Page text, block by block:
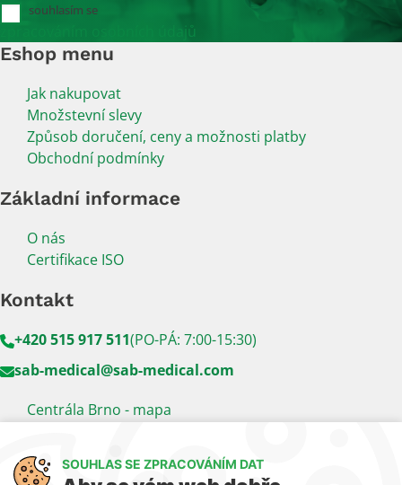
souhlasím se
zpracováním osobních údajů
Eshop menu
Jak nakupovat
Množstevní slevy
Způsob doručení, ceny a možnosti platby
Obchodní podmínky
Základní informace
O nás
Certifikace ISO
Kontakt
+420 515 917 511(PO-PÁ: 7:00-15:30)
sab-medical@sab-medical.com
Centrála Brno - mapa
Sledujte násSOUHLAS SE ZPRACOVÁNÍM DAT